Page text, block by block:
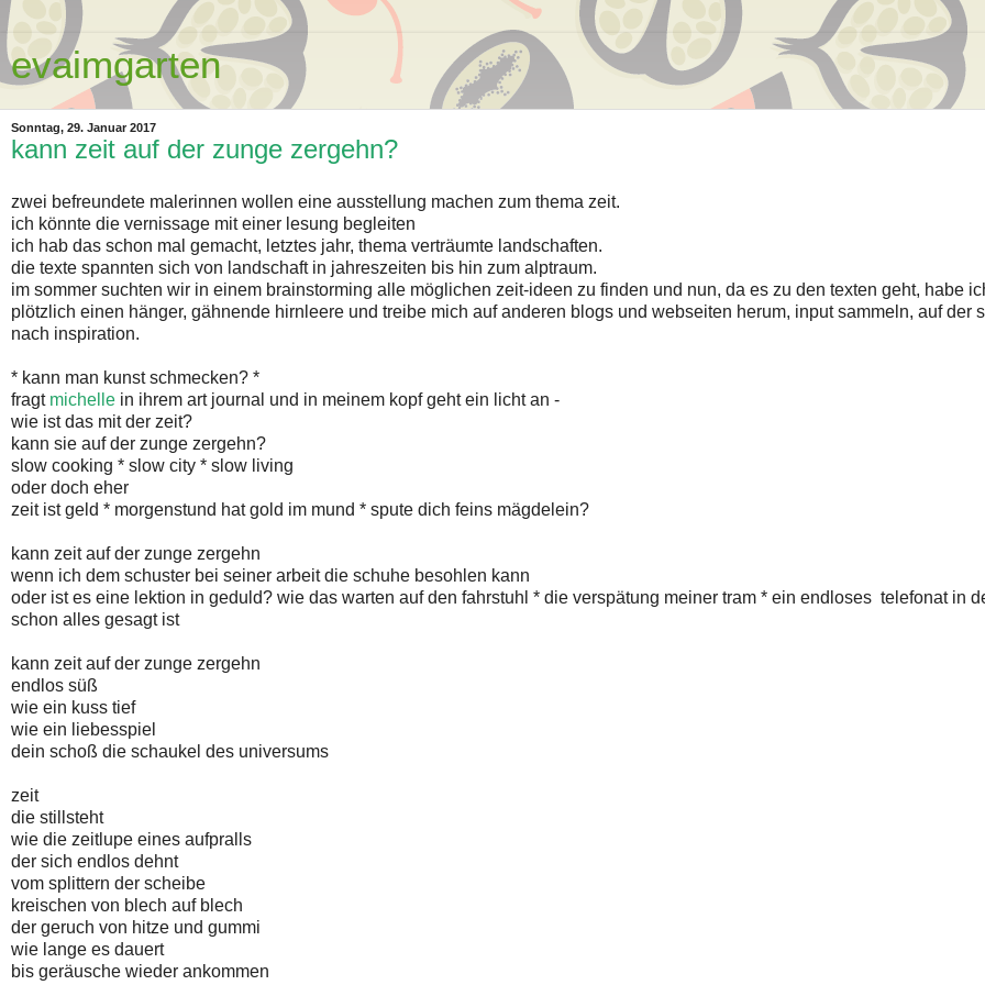
evaimgarten
Sonntag, 29. Januar 2017
kann zeit auf der zunge zergehn?
zwei befreundete malerinnen wollen eine ausstellung machen zum thema zeit.
ich könnte die vernissage mit einer lesung begleiten
ich hab das schon mal gemacht, letztes jahr, thema verträumte landschaften.
die texte spannten sich von landschaft in jahreszeiten bis hin zum alptraum.
im sommer suchten wir in einem brainstorming alle möglichen zeit-ideen zu finden und nun, da es zu den texten geht, habe
plötzlich einen hänger, gähnende hirnleere und treibe mich auf anderen blogs und webseiten herum, input sammeln, auf der
nach inspiration.
* kann man kunst schmecken? *
fragt michelle in ihrem art journal und in meinem kopf geht ein licht an -
wie ist das mit der zeit?
kann sie auf der zunge zergehn?
slow cooking * slow city * slow living
oder doch eher
zeit ist geld * morgenstund hat gold im mund * spute dich feins mägdelein?
kann zeit auf der zunge zergehn
wenn ich dem schuster bei seiner arbeit die schuhe besohlen kann
oder ist es eine lektion in geduld? wie das warten auf den fahrstuhl * die verspätung meiner tram * ein endloses telefonat in
schon alles gesagt ist
kann zeit auf der zunge zergehn
endlos süß
wie ein kuss tief
wie ein liebesspiel
dein schoß die schaukel des universums
zeit
die stillsteht
wie die zeitlupe eines aufpralls
der sich endlos dehnt
vom splittern der scheibe
kreischen von blech auf blech
der geruch von hitze und gummi
wie lange es dauert
bis geräusche wieder ankommen